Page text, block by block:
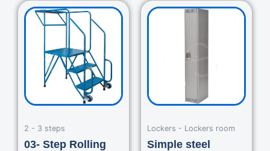
2 - 3 steps
03- Step Rolling
Original
price
was:
729.00$.
Current
price
Lockers - Lockers room
Simple steel
Original
price